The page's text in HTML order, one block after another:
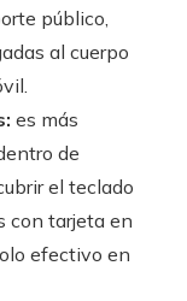
público,
al cuerpo
es más
de
el teclado
con tarjeta en
efectivo en